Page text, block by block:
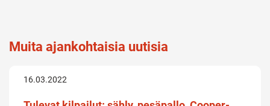
Muita ajankohtaisia uutisia
16.03.2022